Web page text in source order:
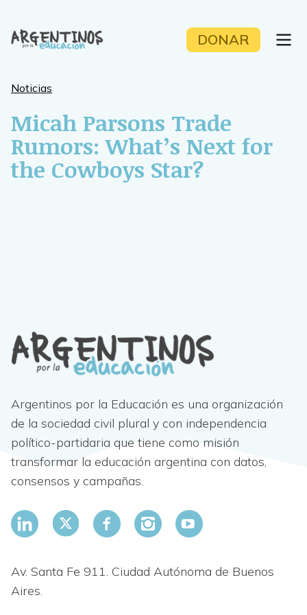
content
DONAR
Noticias
Micah Parsons Trade
Rumors: What’s Next for
the Cowboys Star?
Argentinos por la Educación es una organización
de la sociedad civil plural y con independencia
político-partidaria que tiene como misión
transformar la educación argentina con datos,
consensos y campañas.
Av. Santa Fe 911. Ciudad Autónoma de Buenos
Aires.